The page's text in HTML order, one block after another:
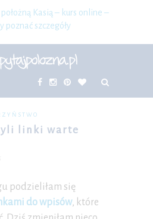
Kasią – kurs online –
poznać szczegóły
linki warte
podzieliłam się
do wpisów, które